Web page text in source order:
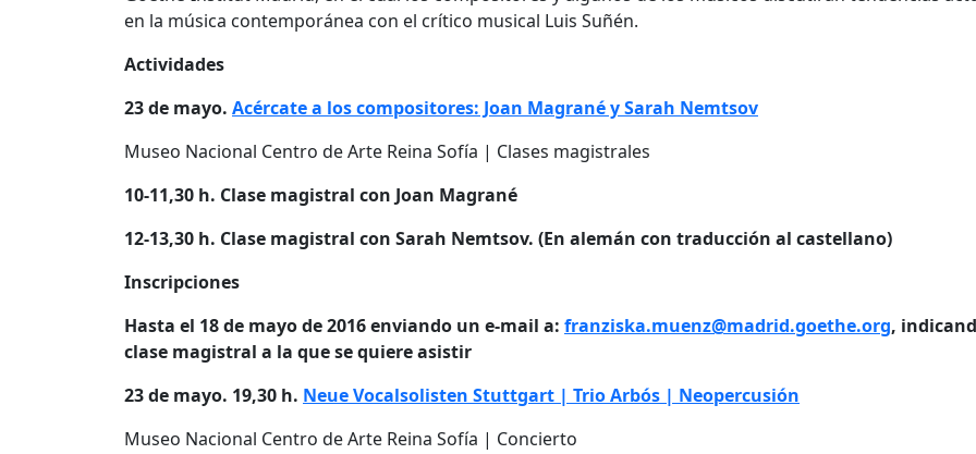
en la música contemporánea con el crítico musical Luis Suñén.
Actividades
23 de mayo. Acércate a los compositores: Joan Magrané y Sarah Nemtsov
Museo Nacional Centro de Arte Reina Sofía | Clases magistrales
10-11,30 h. Clase magistral con Joan Magrané
12-13,30 h. Clase magistral con Sarah Nemtsov. (En alemán con traducción al castellano)
Inscripciones
Hasta el 18 de mayo de 2016 enviando un e-mail a: franziska.muenz@madrid.goethe.org,
clase magistral a la que se quiere asistir
23 de mayo. 19,30 h. Neue Vocalsolisten Stuttgart | Trio Arbós | Neopercusión
Museo Nacional Centro de Arte Reina Sofía | Concierto